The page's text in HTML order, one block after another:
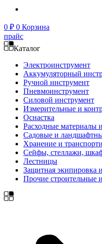
0 ₽ 0 Корзина
прайс
Каталог
Электроинструмент
Аккумуляторный
Ручной инструмент
Пневмоинструмент
Силовой инструмент
Измерительные и
Оснастка
Расходные материалы
Садовые и
Хранение и
Сейфы, стеллажи,
Лестницы
Защитная экипировка
Прочие строительные